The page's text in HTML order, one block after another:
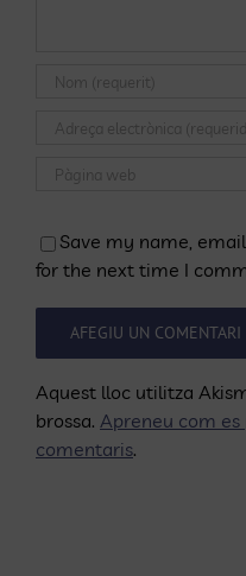
Save my name,
for the next time I
Aquest lloc utilitza
brossa. Apreneu com es
comentaris.